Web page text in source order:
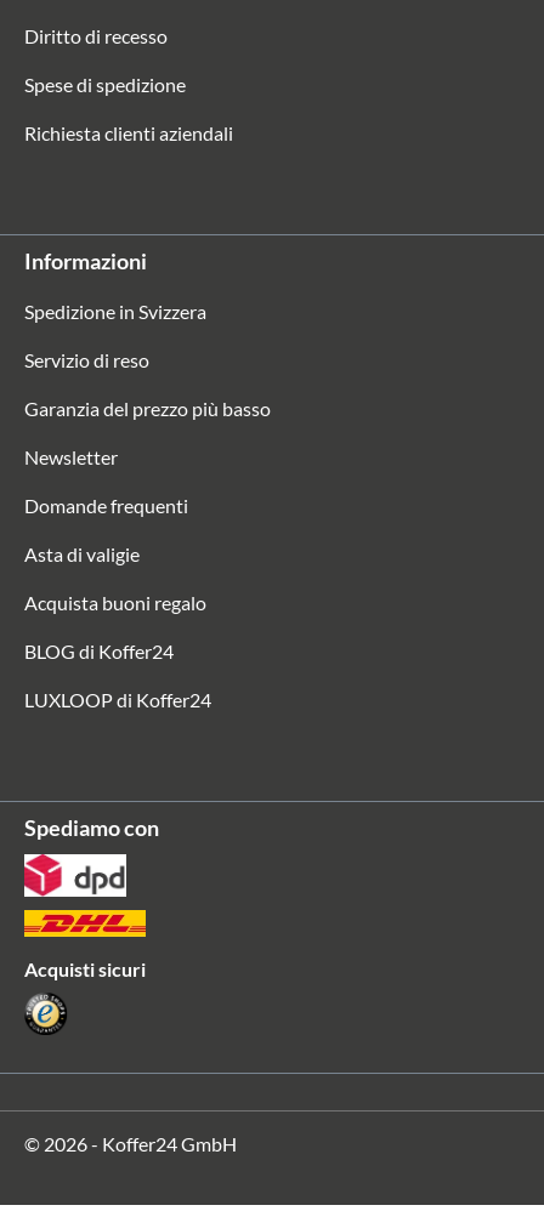
Diritto di recesso
Spese di spedizione
Richiesta clienti aziendali
Informazioni
Spedizione in Svizzera
Servizio di reso
Garanzia del prezzo più basso
Newsletter
Domande frequenti
Asta di valigie
Acquista buoni regalo
BLOG di Koffer24
LUXLOOP di Koffer24
Spediamo con
Acquisti sicuri
© 2026 - Koffer24 GmbH